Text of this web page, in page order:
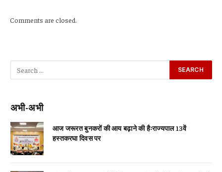
Comments are closed.
अभी-अभी
आज जरूरत बुनकरों की आय बढ़ाने की हैःराज्यपाल 13वें
हस्तकरघा दिवस पर